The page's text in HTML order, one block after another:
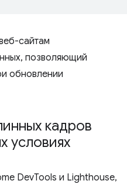
сайтам
позволяющий
обновлении
кадров
условиях
DevTools и Lighthouse,